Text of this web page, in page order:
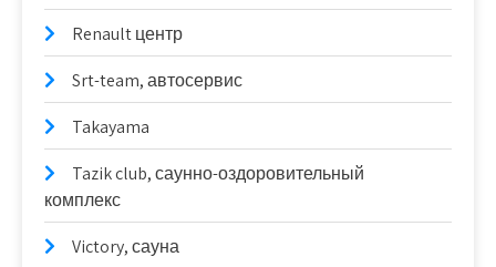
Renault центр
Srt-team, автосервис
Takayama
Tazik club, саунно-оздоровительный
комплекс
Victory, сауна